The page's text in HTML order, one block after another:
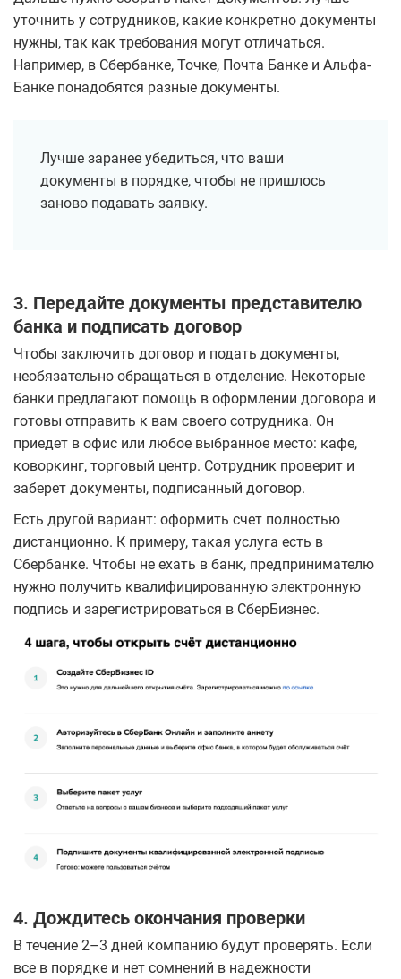
уточнить у сотрудников, какие конкретно документы
нужны, так как требования могут отличаться.
Например, в Сбербанке, Точке, Почта Банке и Альфа-
Банке понадобятся разные документы.
Лучше заранее убедиться, что ваши
документы в порядке, чтобы не пришлось
заново подавать заявку.
3. Передайте документы представителю
банка и подписать договор
Чтобы заключить договор и подать документы,
необязательно обращаться в отделение. Некоторые
банки предлагают помощь в оформлении договора и
готовы отправить к вам своего сотрудника. Он
приедет в офис или любое выбранное место: кафе,
коворкинг, торговый центр. Сотрудник проверит и
заберет документы, подписанный договор.
Есть другой вариант: оформить счет полностью
дистанционно. К примеру, такая услуга есть в
Сбербанке. Чтобы не ехать в банк, предпринимателю
нужно получить квалифицированную электронную
подпись и зарегистрироваться в СберБизнес.
4. Дождитесь окончания проверки
В течение 2–3 дней компанию будут проверять. Если
все в порядке и нет сомнений в надежности